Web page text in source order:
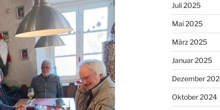
Juli 2025
Mai 2025
März 2025
Januar 2025
Dezember
Oktober 2024